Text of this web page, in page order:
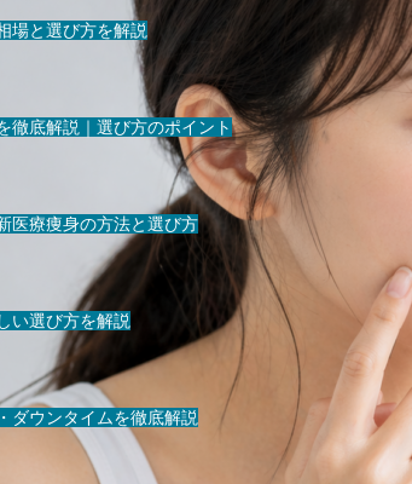
場と選び方を解説
徹底解説｜選び方のポイント
医療痩身の方法と選び方
い選び方を解説
ダウンタイムを徹底解説